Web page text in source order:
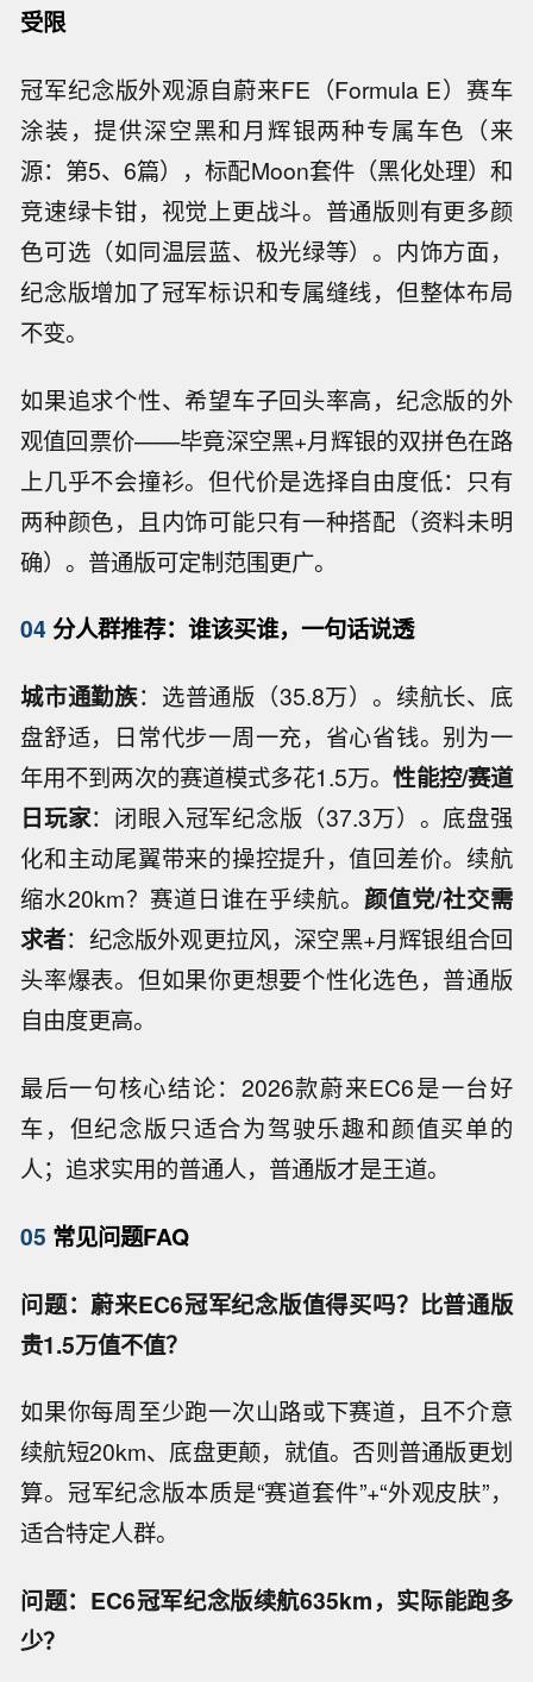
受限
冠军纪念版外观源自蔚来FE（Formula E）赛车
涂装，提供深空黑和月辉银两种专属车色（来
源：第5、6篇），标配Moon套件（黑化处理）和
竞速绿卡钳，视觉上更战斗。普通版则有更多颜
色可选（如同温层蓝、极光绿等）。内饰方面，
纪念版增加了冠军标识和专属缝线，但整体布局
不变。
如果追求个性、希望车子回头率高，纪念版的外
观值回票价——毕竟深空黑+月辉银的双拼色在路
上几乎不会撞衫。但代价是选择自由度低：只有
两种颜色，且内饰可能只有一种搭配（资料未明
确）。普通版可定制范围更广。
04 分人群推荐：谁该买谁，一句话说透
城市通勤族：选普通版（35.8万）。续航长、底
盘舒适，日常代步一周一充，省心省钱。别为一
年用不到两次的赛道模式多花1.5万。性能控/赛道
日玩家：闭眼入冠军纪念版（37.3万）。底盘强
化和主动尾翼带来的操控提升，值回差价。续航
缩水20km？赛道日谁在乎续航。 颜值党/社交需
求者：纪念版外观更拉风，深空黑+月辉银组合回
头率爆表。但如果你更想要个性化选色，普通版
自由度更高。
最后一句核心结论：2026款蔚来EC6是一台好
车，但纪念版只适合为驾驶乐趣和颜值买单的
人；追求实用的普通人，普通版才是王道。
05 常见问题FAQ
问题：蔚来EC6冠军纪念版值得买吗？比普通版
贵1.5万值不值？
如果你每周至少跑一次山路或下赛道，且不介意
续航短20km、底盘更颠，就值。否则普通版更划
算。冠军纪念版本质是“赛道套件”+“外观皮肤”，
适合特定人群。
问题：EC6冠军纪念版续航635km，实际能跑多
少？